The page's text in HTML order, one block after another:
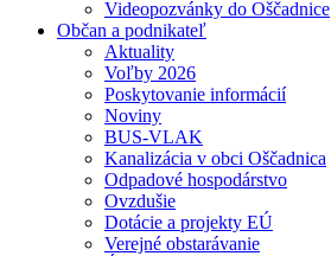
Videopozvánky do Oščadnice
Občan a podnikateľ
Aktuality
Voľby 2026
Poskytovanie informácií
Noviny
BUS-VLAK
Kanalizácia v obci Oščadnica
Odpadové hospodárstvo
Ovzdušie
Dotácie a projekty EÚ
Verejné obstarávanie